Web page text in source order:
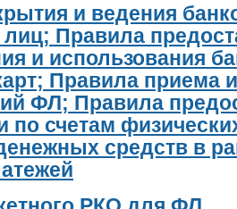
и ведения
Правила
и использования
Правила приема
ФЛ; Правила
по счетам
средств в